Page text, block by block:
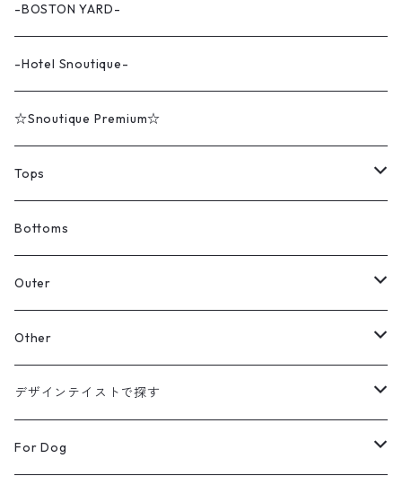
-BOSTON YARD-
-Hotel Snoutique-
☆Snoutique Premium☆
Tops
Tシャツ
スウェット
パーカー
シャツ
ニット
Bottoms
Outer
カーディガン
【Original】
ジャケット
【Original】
Other
帽子
バッグ
デザインテイストで探す
ラインアート
For Dog